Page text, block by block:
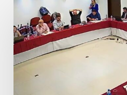
Brasil
promove
CTO